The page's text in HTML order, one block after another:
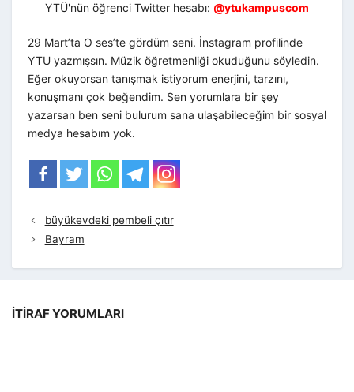
YTÜ'nün öğrenci Twitter hesabı: @ytukampuscom
29 Mart’ta O ses’te gördüm seni. İnstagram profilinde
YTU yazmışsın. Müzik öğretmenliği okuduğunu söyledin.
Eğer okuyorsan tanışmak istiyorum enerjini, tarzını,
konuşmanı çok beğendim. Sen yorumlara bir şey
yazarsan ben seni bulurum sana ulaşabileceğim bir sosyal
medya hesabım yok.
büyükevdeki pembeli çıtır
Bayram
İTIRAF YORUMLARI